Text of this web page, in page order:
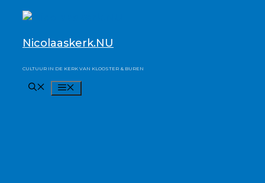
Nicolaaskerk.NU
CULTUUR IN DE KERK VAN KLOOSTER & BUREN